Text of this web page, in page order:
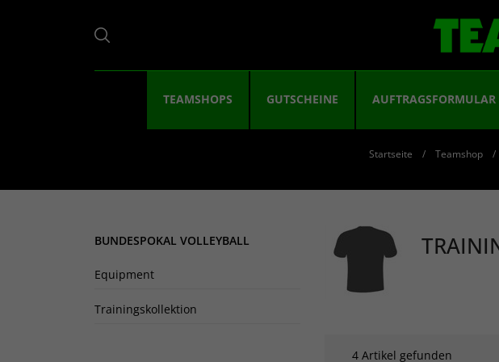
TEAMSHOPS GUTSCHEINE AUFTRAGSFORMULAR
Startseite Teamshop
BUNDESPOKAL VOLLEYBALL
Equipment
Trainingskollektion
4 Artikel gefunden